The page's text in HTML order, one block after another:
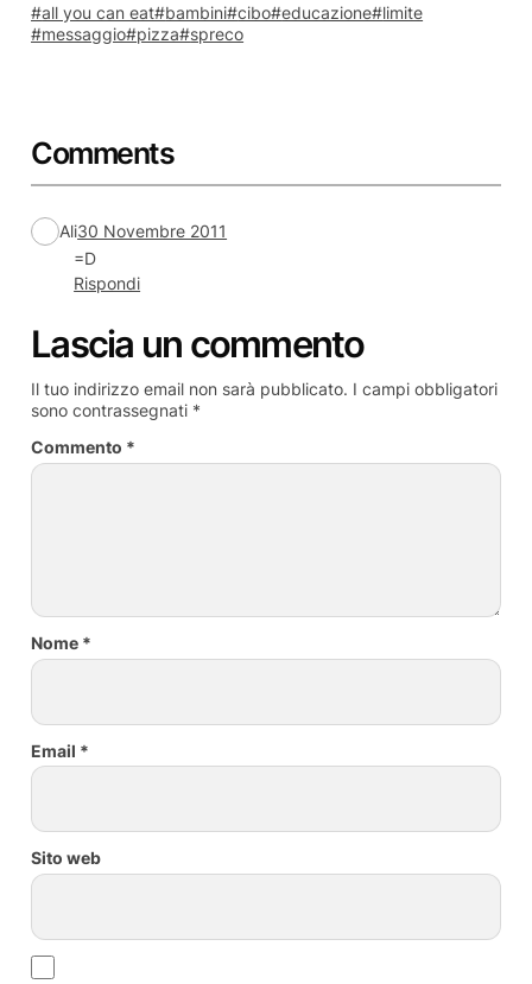
all you can eat bambini cibo educazione limite
messaggio pizza spreco
Comments
Ali30 Novembre 2011
=D
Rispondi
Lascia un commento
Il tuo indirizzo email non sarà pubblicato. I campi obbligatori
sono contrassegnati *
Commento *
Nome *
Email *
Sito web